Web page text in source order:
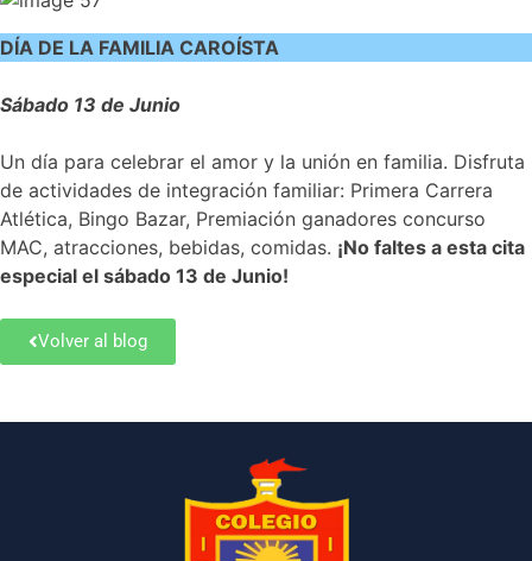
DÍA DE LA FAMILIA CAROÍSTA
Sábado 13 de Junio
Un día para celebrar el amor y la unión en familia. Disfruta
de actividades de integración familiar: Primera Carrera
Atlética, Bingo Bazar, Premiación ganadores concurso
MAC, atracciones, bebidas, comidas. ¡No faltes a esta cita
especial el sábado 13 de Junio!
Volver al blog